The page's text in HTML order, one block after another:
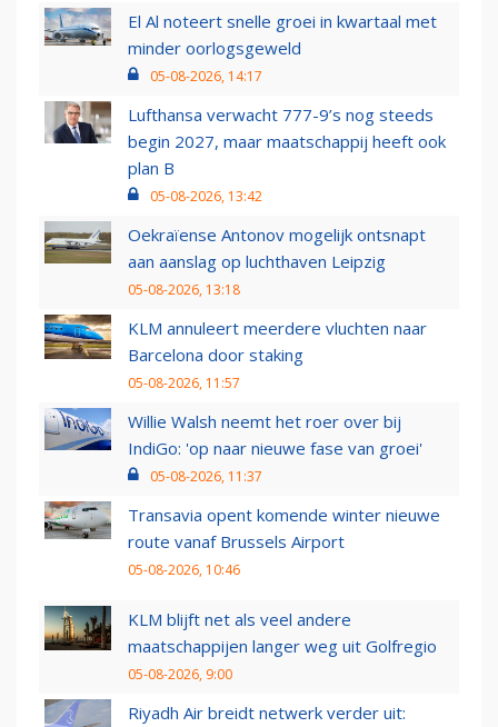
El Al noteert snelle groei in kwartaal met
minder oorlogsgeweld
05-08-2026, 14:17
Lufthansa verwacht 777-9’s nog steeds
begin 2027, maar maatschappij heeft ook
plan B
05-08-2026, 13:42
Oekraïense Antonov mogelijk ontsnapt
aan aanslag op luchthaven Leipzig
05-08-2026, 13:18
KLM annuleert meerdere vluchten naar
Barcelona door staking
05-08-2026, 11:57
Willie Walsh neemt het roer over bij
IndiGo: 'op naar nieuwe fase van groei'
05-08-2026, 11:37
Transavia opent komende winter nieuwe
route vanaf Brussels Airport
05-08-2026, 10:46
KLM blijft net als veel andere
maatschappijen langer weg uit Golfregio
05-08-2026, 9:00
Riyadh Air breidt netwerk verder uit: